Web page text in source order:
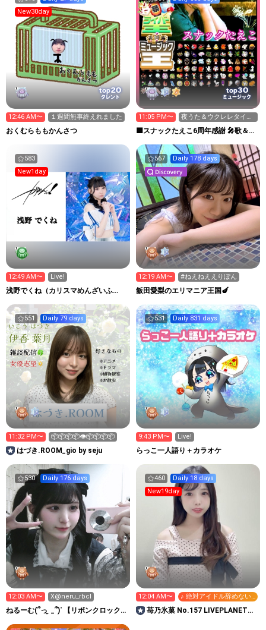
New30day
top20
タレント
12:46 AM〜 １週間無事終えれました
おくむらももかんさつ
top30
ミュージック
11:05 PM〜
夜うた＆ウクレレタイム
🎸
🟪スナックたえこ6周年感謝 🎤歌＆ウ
583
New1day
12:49 AM〜 Live!
浅野でくね（カリスマめんざいふ
567 Daily 178 days
12:19 AM〜 #ねえねええりぽん
飯田愛梨のエリマニア王国🍆
551 Daily 79 days
11:32 PM〜 📦📦📦📦👁️📦📦📦📦
はづき.ROOM_gio by seju
531 Daily 831 days
9:43 PM〜 Live!
らっこ一人語り＋カラオケ
530 Daily 176 days
12:03 AM〜 X@neru_rbcl
ねるーむ(՞っ ̫ _՞)ᐝ 【リボンクロック】
460
Daily 18 days
New19day
12:04 AM〜
♪ 絶対アイドル辞めない
で
苺乃氷菓 No.157 LIVEPLANET新